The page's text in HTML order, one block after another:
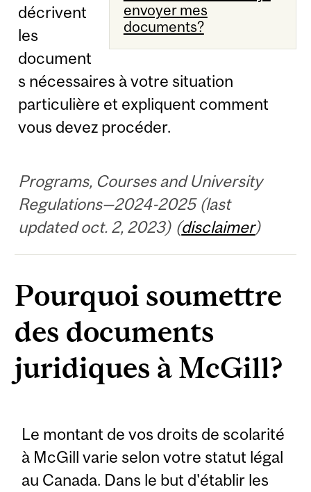
envoyer mes
documents?
décrivent
les
document
s nécessaires à votre situation
particulière et expliquent comment
vous devez procéder.
Programs, Courses and University
Regulations—2024-2025 (last
updated oct. 2, 2023) (disclaimer)
Pourquoi soumettre
des documents
juridiques à McGill?
Le montant de vos droits de scolarité
à McGill varie selon votre statut légal
au Canada. Dans le but d'établir les